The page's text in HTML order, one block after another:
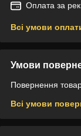
Оплата за
Всі умови
Умови
Повернення
Всі умови